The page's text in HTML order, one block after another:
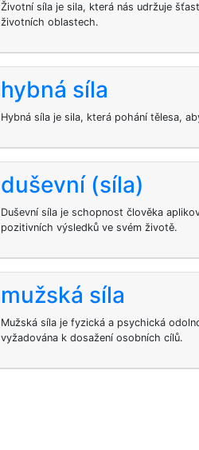
Životní síla je sila, která nás udržuje
životních oblastech.
hybná síla
Hybná síla je sila, která pohání tělesa,
duševní (síla)
Duševní síla je schopnost člověka
pozitivních výsledků ve svém životě.
mužská síla
Mužská síla je fyzická a psychická
vyžadována k dosažení osobních cílů.